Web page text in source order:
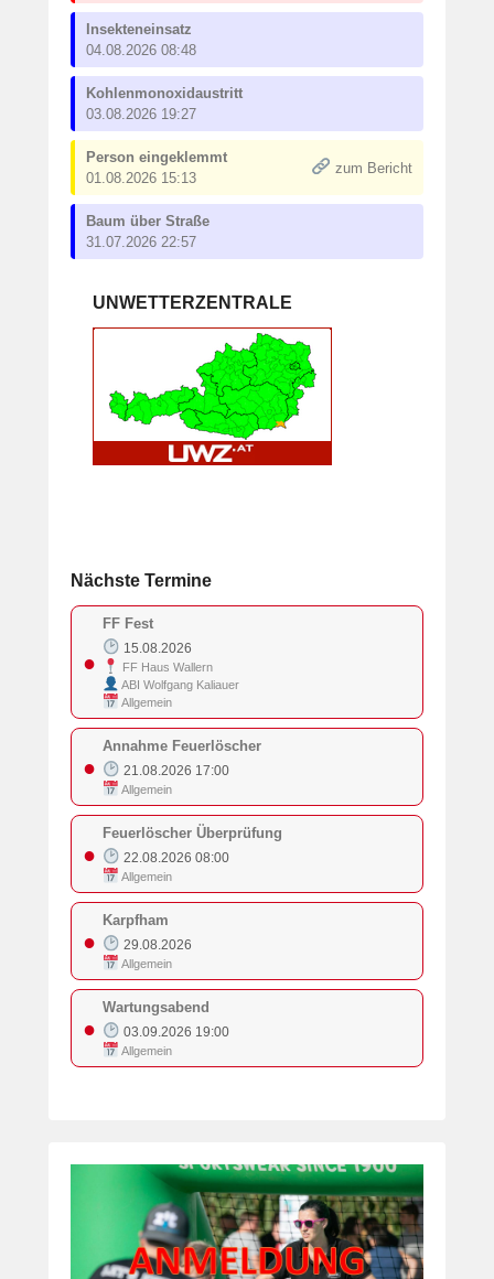
Insekteneinsatz
04.08.2026 08:48
Kohlenmonoxidaustritt
03.08.2026 19:27
Person eingeklemmt
01.08.2026 15:13
zum Bericht
Baum über Straße
31.07.2026 22:57
UNWETTERZENTRALE
Nächste Termine
●
FF Fest
15.08.2026
FF Haus Wallern
ABI Wolfgang Kaliauer
Allgemein
●
Annahme Feuerlöscher
21.08.2026 17:00
Allgemein
●
Feuerlöscher Überprüfung
22.08.2026 08:00
Allgemein
●
Karpfham
29.08.2026
Allgemein
●
Wartungsabend
03.09.2026 19:00
Allgemein